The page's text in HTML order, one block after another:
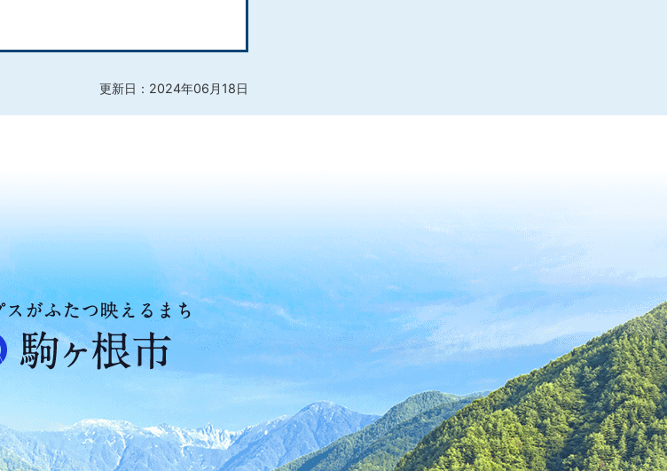
更新日：2024年06月18日